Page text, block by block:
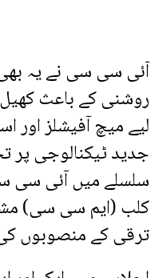
آئی سی سی نے یہ
روشنی کے باعث
لیے میچ آفیشلز اور
جدید ٹیکنالوجی
سلسلے میں آئی سی
کلب (ایم سی سی)
ترقی کے منصوبوں